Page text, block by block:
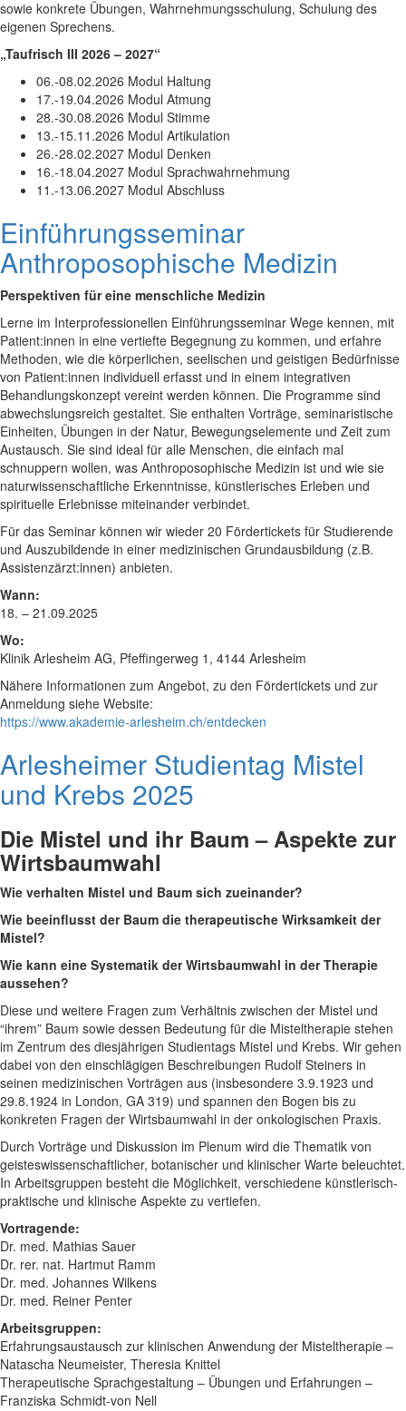
sowie konkrete Übungen, Wahrnehmungsschulung, Schulung des
eigenen Sprechens.
„Taufrisch III 2026 – 2027“
06.-08.02.2026 Modul Haltung
17.-19.04.2026 Modul Atmung
28.-30.08.2026 Modul Stimme
13.-15.11.2026 Modul Artikulation
26.-28.02.2027 Modul Denken
16.-18.04.2027 Modul Sprachwahrnehmung
11.-13.06.2027 Modul Abschluss
Einführungsseminar
Anthroposophische Medizin
Perspektiven für eine menschliche Medizin
Lerne im Interprofessionellen Einführungsseminar Wege kennen, mit
Patient:innen in eine vertiefte Begegnung zu kommen, und erfahre
Methoden, wie die körperlichen, seelischen und geistigen Bedürfnisse
von Patient:innen individuell erfasst und in einem integrativen
Behandlungskonzept vereint werden können. Die Programme sind
abwechslungsreich gestaltet. Sie enthalten Vorträge, seminaristische
Einheiten, Übungen in der Natur, Bewegungselemente und Zeit zum
Austausch. Sie sind ideal für alle Menschen, die einfach mal
schnuppern wollen, was Anthroposophische Medizin ist und wie sie
naturwissenschaftliche Erkenntnisse, künstlerisches Erleben und
spirituelle Erlebnisse miteinander verbindet.
Für das Seminar können wir wieder 20 Fördertickets für Studierende
und Auszubildende in einer medizinischen Grundausbildung (z.B.
Assistenzärzt:innen) anbieten.
Wann:
18. – 21.09.2025
Wo:
Klinik Arlesheim AG, Pfeffingerweg 1, 4144 Arlesheim
Nähere Informationen zum Angebot, zu den Fördertickets und zur
Anmeldung siehe Website:
https://www.akademie-arlesheim.ch/entdecken
Arlesheimer Studientag Mistel
und Krebs 2025
Die Mistel und ihr Baum – Aspekte zur
Wirtsbaumwahl
Wie verhalten Mistel und Baum sich zueinander?
Wie beeinflusst der Baum die therapeutische Wirksamkeit der
Mistel?
Wie kann eine Systematik der Wirtsbaumwahl in der Therapie
aussehen?
Diese und weitere Fragen zum Verhältnis zwischen der Mistel und
“ihrem” Baum sowie dessen Bedeutung für die Misteltherapie stehen
im Zentrum des diesjährigen Studientags Mistel und Krebs. Wir gehen
dabei von den einschlägigen Beschreibungen Rudolf Steiners in
seinen medizinischen Vorträgen aus (insbesondere 3.9.1923 und
29.8.1924 in London, GA 319) und spannen den Bogen bis zu
konkreten Fragen der Wirtsbaumwahl in der onkologischen Praxis.
Durch Vorträge und Diskussion im Plenum wird die Thematik von
geisteswissenschaftlicher, botanischer und klinischer Warte beleuchtet.
In Arbeitsgruppen besteht die Möglichkeit, verschiedene künstlerisch-
praktische und klinische Aspekte zu vertiefen.
Vortragende:
Dr. med. Mathias Sauer
Dr. rer. nat. Hartmut Ramm
Dr. med. Johannes Wilkens
Dr. med. Reiner Penter
Arbeitsgruppen:
Erfahrungsaustausch zur klinischen Anwendung der Misteltherapie –
Natascha Neumeister, Theresia Knittel
Therapeutische Sprachgestaltung – Übungen und Erfahrungen –
Franziska Schmidt-von Nell